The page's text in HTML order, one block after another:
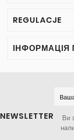
REGULACJE
NEWSLETTER
Ви